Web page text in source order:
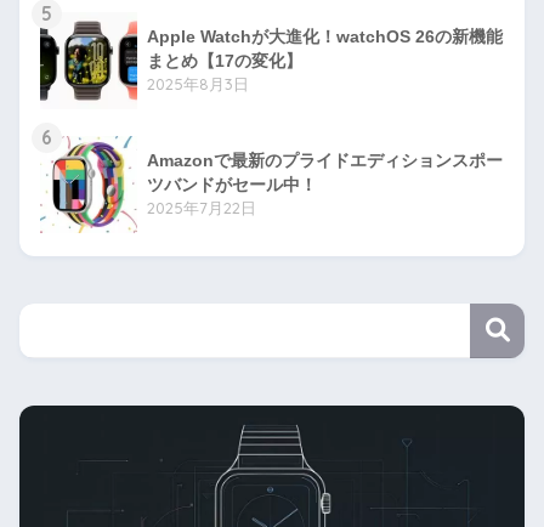
5
Apple Watchが大進化！watchOS 26の新機能
まとめ【17の変化】
2025年8月3日
6
Amazonで最新のプライドエディションスポー
ツバンドがセール中！
2025年7月22日